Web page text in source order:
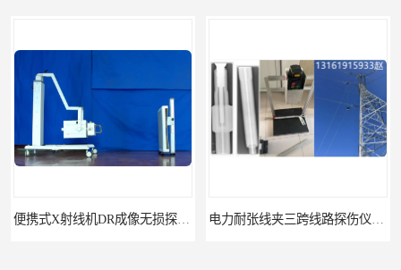
便携式X射线机DR成像无损探伤检测系统 电力耐张线夹三跨线路探伤仪X射线机DR成像检测系统